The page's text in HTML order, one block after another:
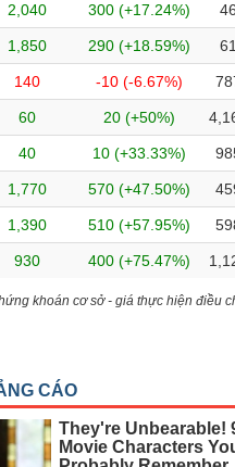
2,040 300 (+17.24%)
1,850 290 (+18.59%)
140 -10 (-6.67%)
60 20 (+50%)
40 10 (+33.33%)
1,770 570 (+47.50%)
1,390 510 (+57.95%)
930 400 (+75.47%)
khoán cơ sở - giá thực hiện điều